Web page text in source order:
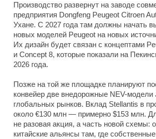
Производство развернут на заводе
предприятия Dongfeng Peugeot Citroen
Ухане. С 2027 года там должны начать
новых моделей Peugeot на новых
Их дизайн будет связан с концептами
и Concept 8, которые показали на
2026 года.
Позже на той же площадке планируют
конвейер две внедорожные NEV-модели
глобальных рынков. Вклад Stellantis в
около €130 млн — примерно $153 млн.
не разовая акция, а часть новой схемы:
китайские альянсы там, где